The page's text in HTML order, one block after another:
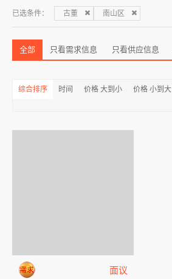
已选条件： 古董 南山区
全部 只看需求信息 只看供应信息
综合排序 时间 价格 大到小 价格 小到大
面议